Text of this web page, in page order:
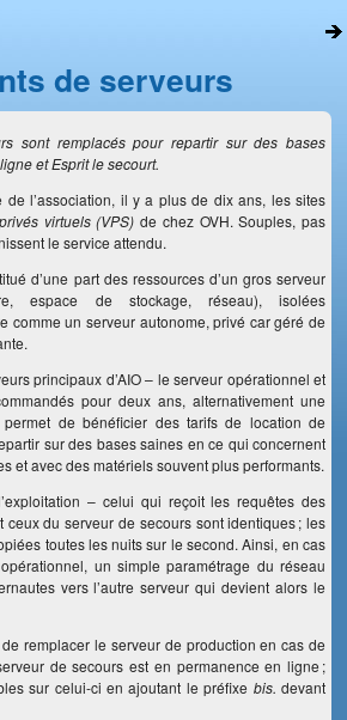
de serveurs
sont remplacés pour repartir sur des bases
etEspritle secourt.
l’association, il y a plus de dix ans, les sites
virtuels (VPS) de chez OVH. Souples, pas
le service attendu.
d’une part des ressources d’un gros serveur
espace de stockage, réseau), isolées
comme un serveur autonome, privé car géré de
principaux d’AIO – le serveur opérationnel et
pour deux ans, alternativement une
permet de bénéficier des tarifs de location de
sur des bases saines en ce qui concernent
et avec des matériels souvent plus performants.
– celui qui reçoit les requêtes des
du serveur de secours sont identiques ; les
toutes les nuits sur le second. Ainsi, en cas
un simple paramétrage du réseau
vers l’autre serveur qui devient alors le
remplacer le serveur de production en cas de
de secours est en permanence en ligne ;
sur celui-ci en ajoutant le préfixe bis. devant